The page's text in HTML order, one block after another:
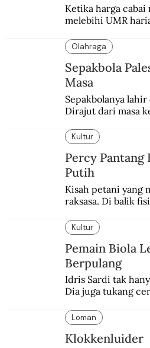
Ketika harga
melebihi UMR
Olahraga
Sepakbola
Masa
Sepakbolanya
Dirajut dari masa
Kultur
Percy Pantang
Putih
Kisah petani yang
raksasa. Di balik
Kultur
Pemain Biola
Berpulang
Idris Sardi tak
Dia juga tukang
Loman
Klokkenluider